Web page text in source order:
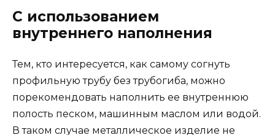
С использованием
внутреннего наполнения
Тем, кто интересуется, как самому согнуть
профильную трубу без трубогиба, можно
порекомендовать наполнить ее внутреннюю
полость песком, машинным маслом или водой.
В таком случае металлическое изделие не